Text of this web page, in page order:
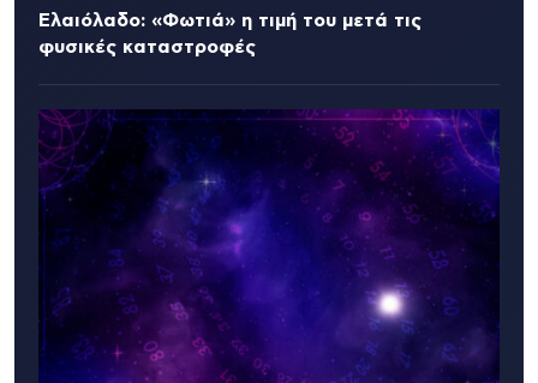
Ελαιόλαδο: «Φωτιά» η τιμή του μετά τις
φυσικές καταστροφές